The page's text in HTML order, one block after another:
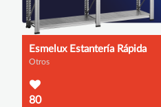
Esmelux Estantería Rápida
Otros
80